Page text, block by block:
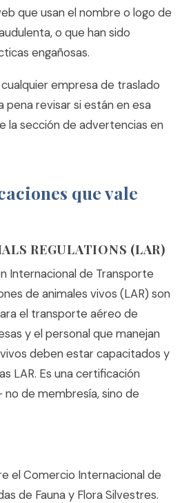
que usan el nombre o logo de
o que han sido
engañosas.
empresa de traslado
pena revisar si están en esa
la sección de advertencias en
que vale
REGULATIONS (LAR)
Internacional de Transporte
de animales vivos (LAR) son
el transporte aéreo de
y el personal que manejan
deben estar capacitados y
LAR. Es una certificación
de membresía, sino de
el Comercio Internacional de
de Fauna y Flora Silvestres.